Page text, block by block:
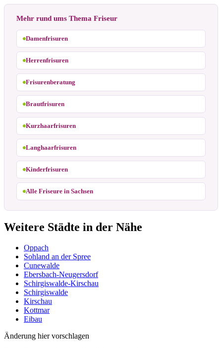
Mehr rund ums Thema Friseur
Damenfrisuren
Herrenfrisuren
Frisurenberatung
Brautfrisuren
Kurzhaarfrisuren
Langhaarfrisuren
Kinderfrisuren
Alle Friseure in Sachsen
Weitere Städte in der Nähe
Oppach
Sohland an der Spree
Cunewalde
Ebersbach-Neugersdorf
Schirgiswalde-Kirschau
Schirgiswalde
Kirschau
Kottmar
Eibau
Änderung hier vorschlagen